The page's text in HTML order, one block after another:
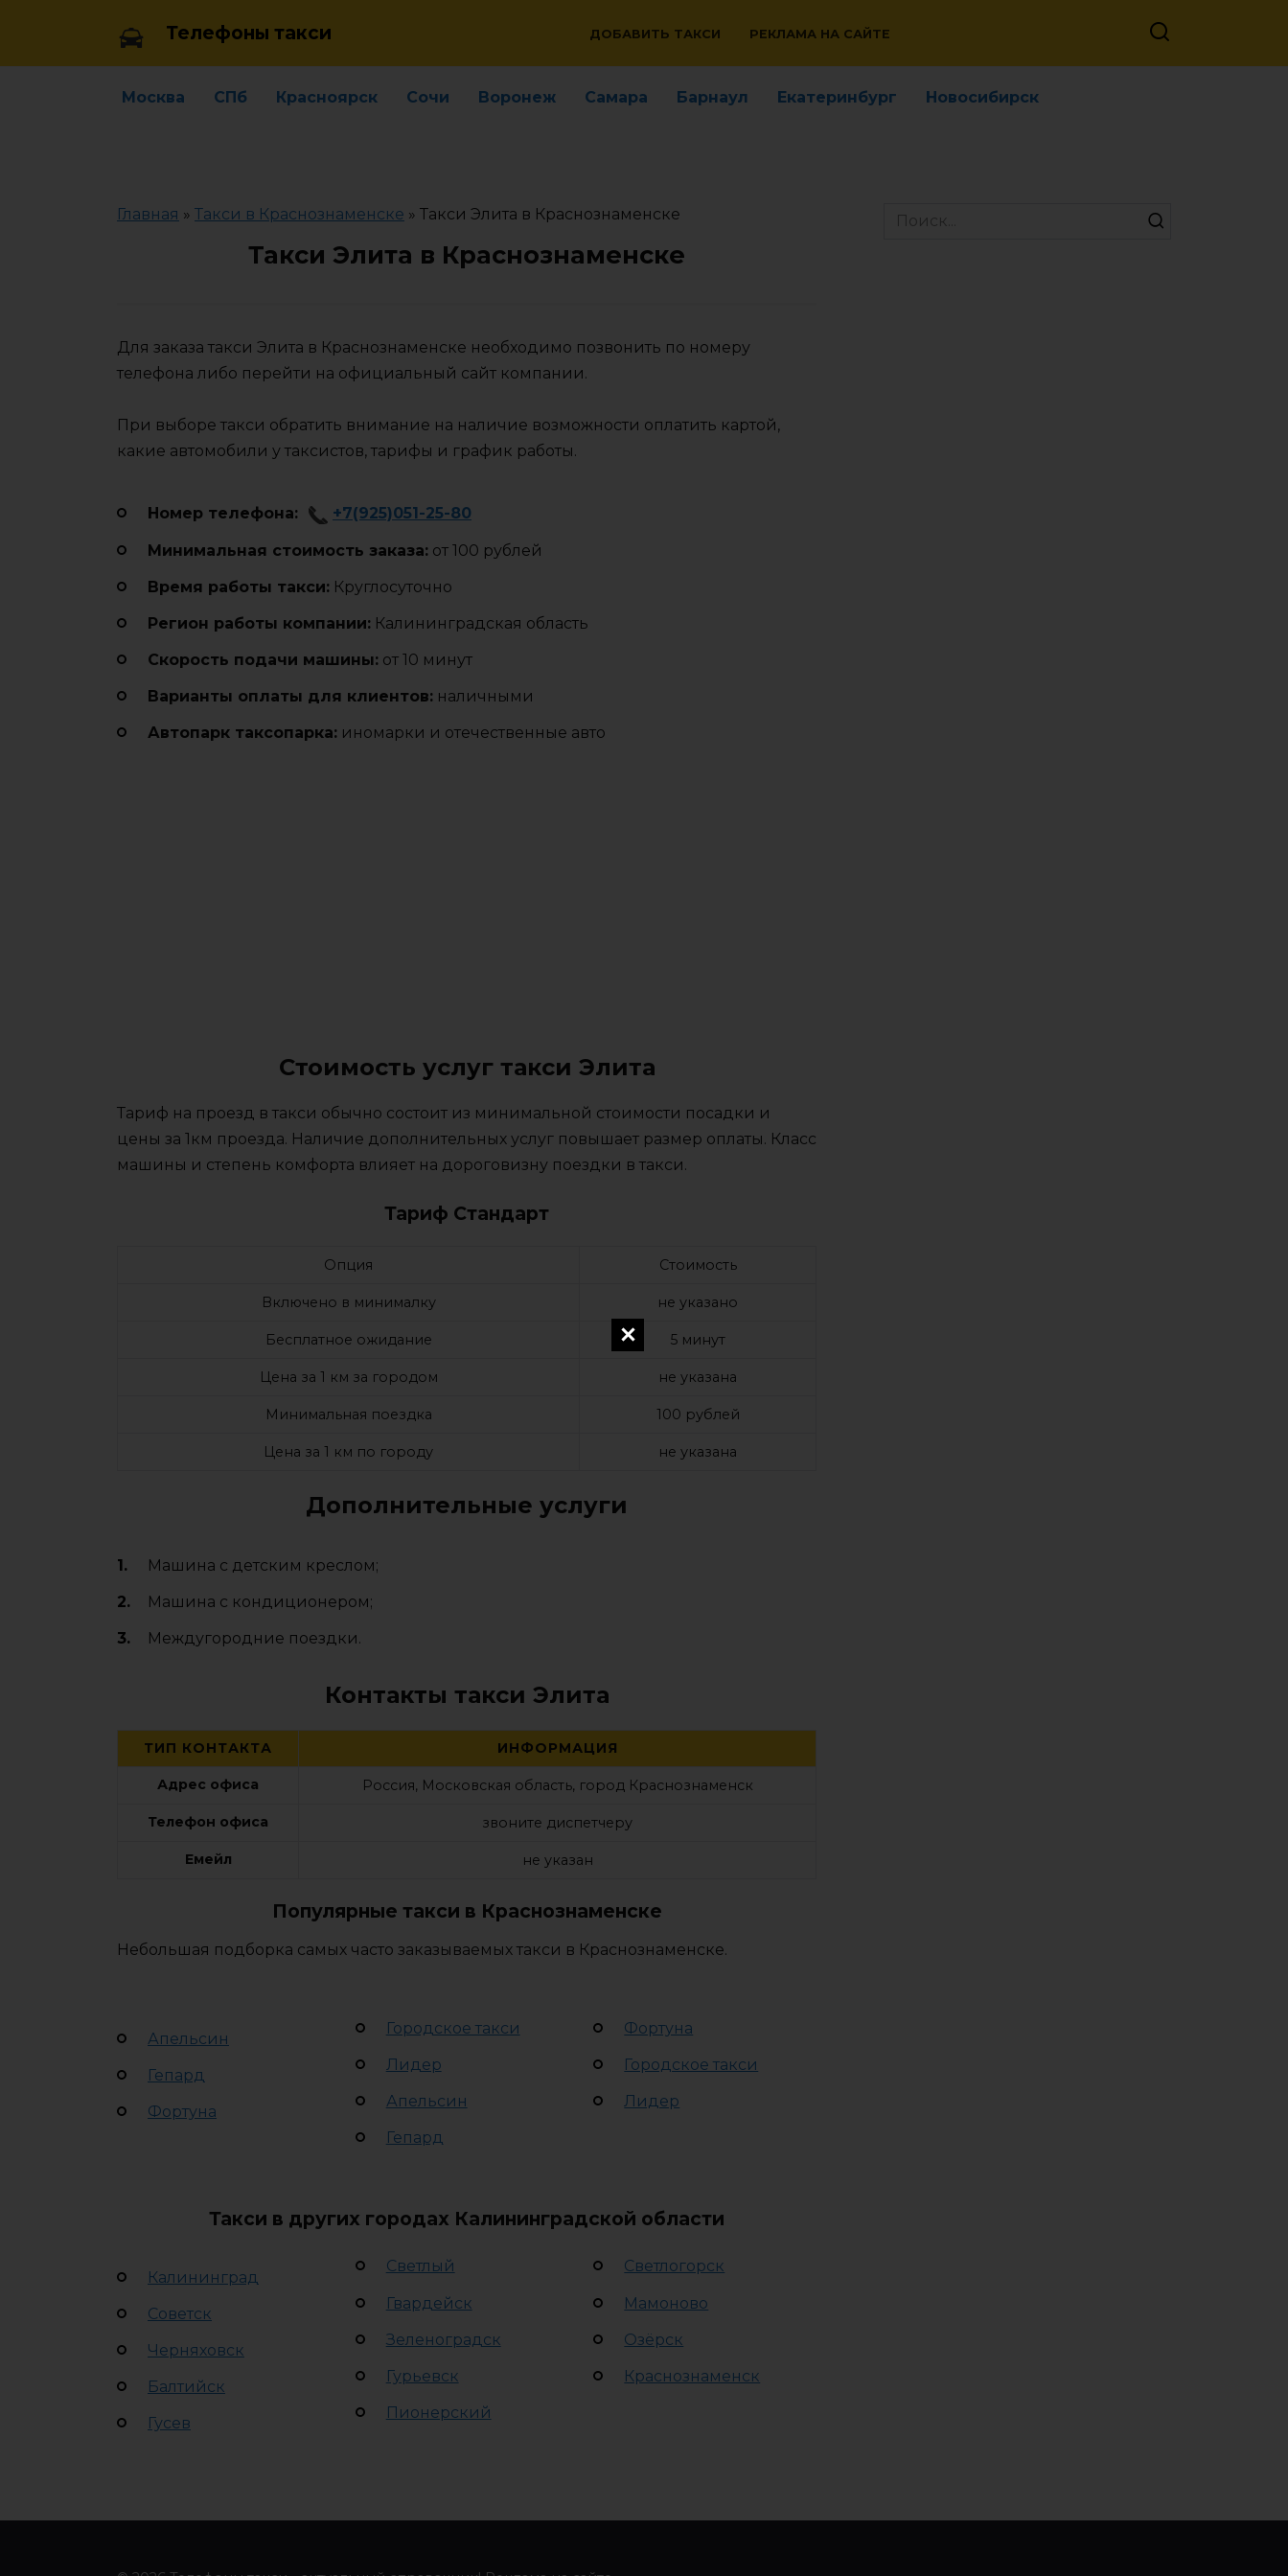
Телефоны такси ДОБАВИТЬ ТАКСИ РЕКЛАМА НА САЙТЕ
Москва СПб Красноярск Сочи Воронеж Самара Барнаул Екатеринбург Новосибирск
Главная » Такси в Краснознаменске » Такси Элита в Краснознаменске
Такси Элита в Краснознаменске
Для заказа такси Элита в Краснознаменске необходимо позвонить по номеру
телефона либо перейти на официальный сайт компании.
При выборе такси обратить внимание на наличие возможности оплатить картой,
какие автомобили у таксистов, тарифы и график работы.
Номер телефона: +7(925)051-25-80
Минимальная стоимость заказа: от 100 рублей
Время работы такси: Круглосуточно
Регион работы компании: Калининградская область
Cкорость подачи машины: от 10 минут
Варианты оплаты для клиентов: наличными
Автопарк таксопарка: иномарки и отечественные авто
Стоимость услуг такси Элита
Тариф на проезд в такси обычно состоит из минимальной стоимости посадки и
цены за 1км проезда. Наличие дополнительных услуг повышает размер оплаты. Класс
машины и степень комфорта влияет на дороговизну поездки в такси.
Тариф Стандарт
Опция Стоимость
Включено в минималку не указано
Бесплатное ожидание 5 минут
Цена за 1 км за городом не указана
Минимальная поездка 100 рублей
Цена за 1 км по городу не указана
Дополнительные услуги
Машина с детским креслом;
Машина с кондиционером;
Междугородние поездки.
Контакты такси Элита
ТИП КОНТАКТА ИНФОРМАЦИЯ
Адрес офиса Россия, Московская область, город Краснознаменск
Телефон офиса звоните диспетчеру
Емейл не указан
Популярные такси в Краснознаменске
Небольшая подборка самых часто заказываемых такси в Краснознаменске.
Апельсин
Гепард
Фортуна
Городское такси
Лидер
Апельсин
Гепард
Фортуна
Городское такси
Лидер
Такси в других городах Калининградской области
Калининград
Советск
Черняховск
Балтийск
Гусев
Светлый
Гвардейск
Зеленоградск
Гурьевск
Пионерский
Светлогорск
Мамоново
Озёрск
Краснознаменск
Search